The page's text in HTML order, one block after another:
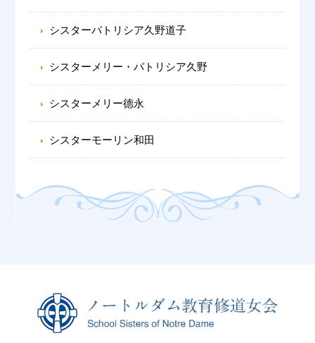
シスターパトリシア久野道子
シスターメリー・パトリシア久野
シスターメリー德永
シスターモーリン和田